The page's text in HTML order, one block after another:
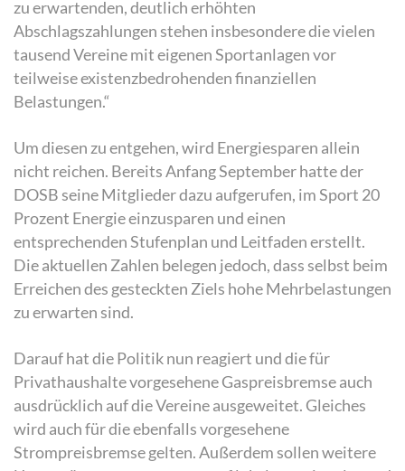
zu erwartenden, deutlich erhöhten
Abschlagszahlungen stehen insbesondere die vielen
tausend Vereine mit eigenen Sportanlagen vor
teilweise existenzbedrohenden finanziellen
Belastungen.“
Um diesen zu entgehen, wird Energiesparen allein
nicht reichen. Bereits Anfang September hatte der
DOSB seine Mitglieder dazu aufgerufen, im Sport 20
Prozent Energie einzusparen und einen
entsprechenden Stufenplan und Leitfaden erstellt.
Die aktuellen Zahlen belegen jedoch, dass selbst beim
Erreichen des gesteckten Ziels hohe Mehrbelastungen
zu erwarten sind.
Darauf hat die Politik nun reagiert und die für
Privathaushalte vorgesehene Gaspreisbremse auch
ausdrücklich auf die Vereine ausgeweitet. Gleiches
wird auch für die ebenfalls vorgesehene
Strompreisbremse gelten. Außerdem sollen weitere